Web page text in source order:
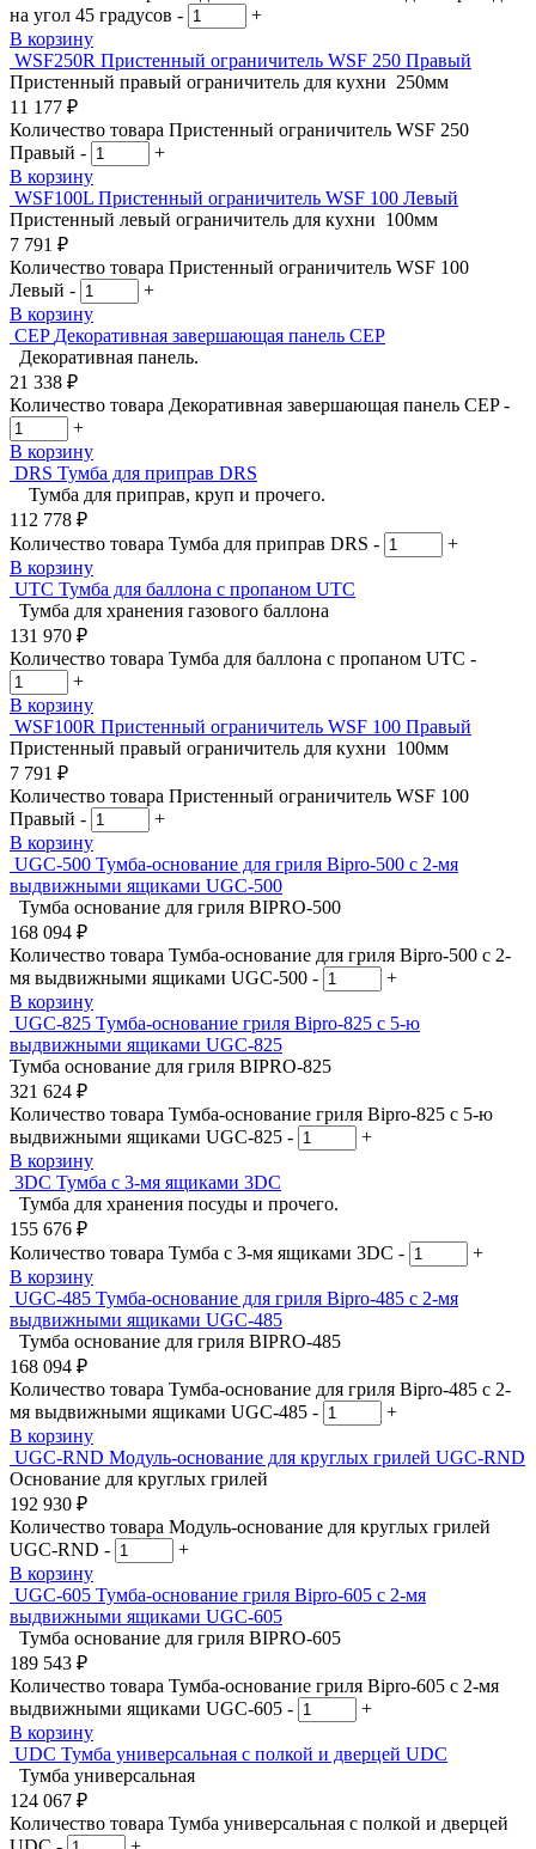
на угол 45 градусов -
+
В корзину
WSF250R Пристенный ограничитель WSF 250 Правый
Пристенный правый ограничитель для кухни 250мм
11 177 ₽
Количество товара Пристенный ограничитель WSF 250
Правый -
+
В корзину
WSF100L Пристенный ограничитель WSF 100 Левый
Пристенный левый ограничитель для кухни 100мм
7 791 ₽
Количество товара Пристенный ограничитель WSF 100
Левый -
+
В корзину
CEP Декоративная завершающая панель CEP
Декоративная панель.
21 338 ₽
Количество товара Декоративная завершающая панель CEP -
+
В корзину
DRS Тумба для приправ DRS
Тумба для приправ, круп и прочего.
112 778 ₽
Количество товара Тумба для приправ DRS -
+
В корзину
UTC Тумба для баллона с пропаном UTC
Тумба для хранения газового баллона
131 970 ₽
Количество товара Тумба для баллона с пропаном UTC -
+
В корзину
WSF100R Пристенный ограничитель WSF 100 Правый
Пристенный правый ограничитель для кухни 100мм
7 791 ₽
Количество товара Пристенный ограничитель WSF 100
Правый -
+
В корзину
UGC-500 Тумба-основание для гриля Bipro-500 с 2-мя
выдвижными ящиками UGC-500
Тумба основание для гриля BIPRO-500
168 094 ₽
Количество товара Тумба-основание для гриля Bipro-500 с 2-
мя выдвижными ящиками UGC-500 -
+
В корзину
UGC-825 Тумба-основание гриля Bipro-825 с 5-ю
выдвижными ящиками UGC-825
Тумба основание для гриля BIPRO-825
321 624 ₽
Количество товара Тумба-основание гриля Bipro-825 с 5-ю
выдвижными ящиками UGC-825 -
+
В корзину
3DC Тумба с 3-мя ящиками 3DC
Тумба для хранения посуды и прочего.
155 676 ₽
Количество товара Тумба с 3-мя ящиками 3DC -
+
В корзину
UGC-485 Тумба-основание для гриля Bipro-485 с 2-мя
выдвижными ящиками UGC-485
Тумба основание для гриля BIPRO-485
168 094 ₽
Количество товара Тумба-основание для гриля Bipro-485 с 2-
мя выдвижными ящиками UGC-485 -
+
В корзину
UGC-RND Модуль-основание для круглых грилей UGC-RND
Основание для круглых грилей
192 930 ₽
Количество товара Модуль-основание для круглых грилей
UGC-RND -
+
В корзину
UGC-605 Тумба-основание гриля Bipro-605 с 2-мя
выдвижными ящиками UGC-605
Тумба основание для гриля BIPRO-605
189 543 ₽
Количество товара Тумба-основание гриля Bipro-605 с 2-мя
выдвижными ящиками UGC-605 -
+
В корзину
UDC Тумба универсальная с полкой и дверцей UDC
Тумба универсальная
124 067 ₽
Количество товара Тумба универсальная с полкой и дверцей